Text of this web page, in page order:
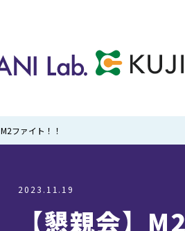
MIZUTANI
ファイト！！
2023.11.19
【懇親会】